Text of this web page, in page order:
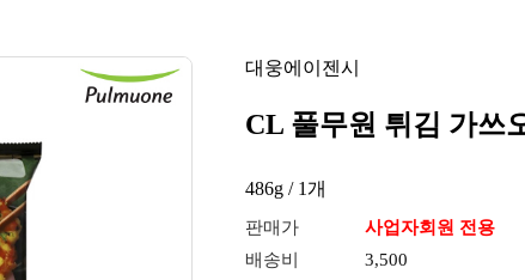
대웅에이젠시
CL 풀무원 튀김 가쓰
486g / 1개
판매가
사업자회원 전용
배송비
3,500